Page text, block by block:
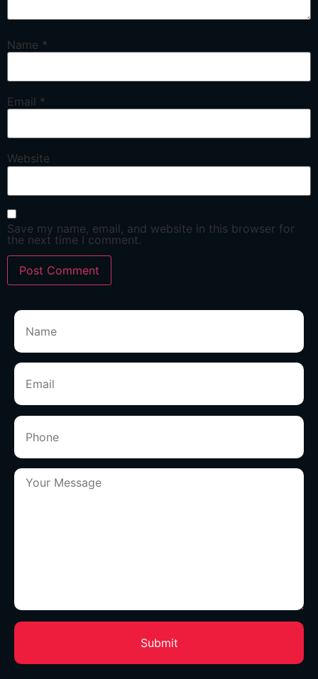
Name *
Email *
Website
Save my name, email, and website in this browser for
the next time I comment.